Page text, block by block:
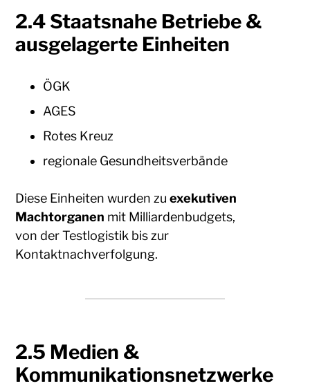
2.4 Staatsnahe Betriebe &
ausgelagerte Einheiten
ÖGK
AGES
Rotes Kreuz
regionale Gesundheitsverbände
Diese Einheiten wurden zuexekutiven
Machtorganen mit Milliardenbudgets,
von der Testlogistik bis zur
Kontaktnachverfolgung.
2.5 Medien &
Kommunikationsnetzwerke